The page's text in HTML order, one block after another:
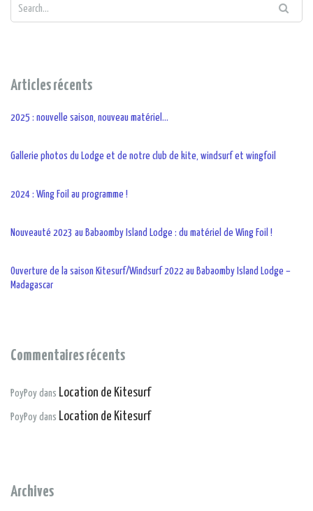
Articles récents
2025 : nouvelle saison, nouveau matériel…
Gallerie photos du Lodge et de notre club de kite, windsurf et wingfoil
2024 : Wing Foil au programme !
Nouveauté 2023 au Babaomby Island Lodge : du matériel de Wing Foil !
Ouverture de la saison Kitesurf/Windsurf 2022 au Babaomby Island Lodge –
Madagascar
Commentaires récents
PoyPoy dans Location de Kitesurf
PoyPoy dans Location de Kitesurf
Archives